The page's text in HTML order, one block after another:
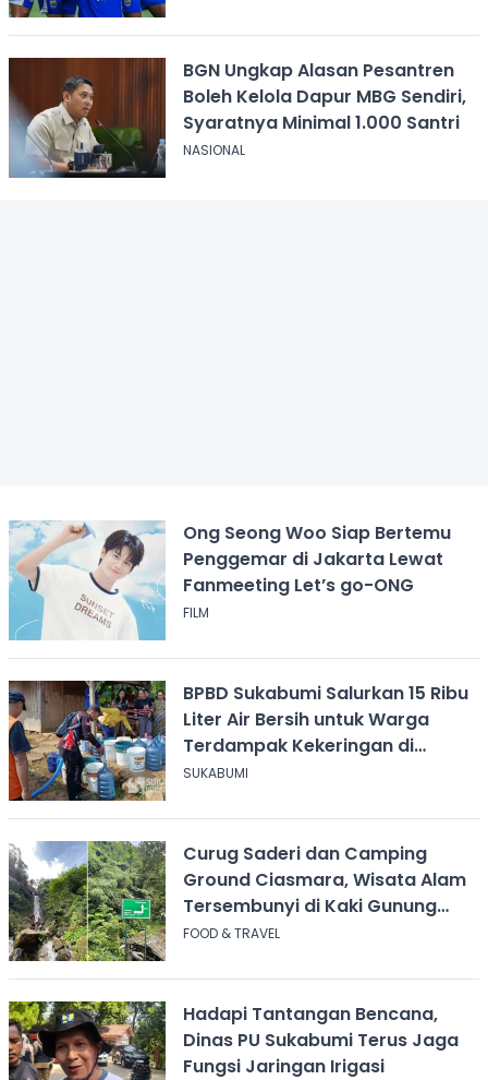
BGN Ungkap Alasan Pesantren
Boleh Kelola Dapur MBG Sendiri,
Syaratnya Minimal 1.000 Santri
NASIONAL
Ong Seong Woo Siap Bertemu
Penggemar di Jakarta Lewat
Fanmeeting Let’s go-ONG
FILM
BPBD Sukabumi Salurkan 15 Ribu
Liter Air Bersih untuk Warga
Terdampak Kekeringan di
Cicurug
SUKABUMI
Curug Saderi dan Camping
Ground Ciasmara, Wisata Alam
Tersembunyi di Kaki Gunung
Salak
FOOD & TRAVEL
Hadapi Tantangan Bencana,
Dinas PU Sukabumi Terus Jaga
Fungsi Jaringan Irigasi